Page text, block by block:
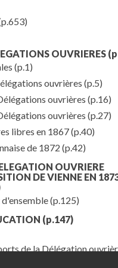
OUVRIERES
(p.1)
ouvrières (p.5)
ouvrières (p.16)
ouvrières (p.27)
libres en 1867(p.40)
de 1872 (p.42)
OUVRIERE
DE VIENNE EN
(p.125)
(p.147)
de la Délégation